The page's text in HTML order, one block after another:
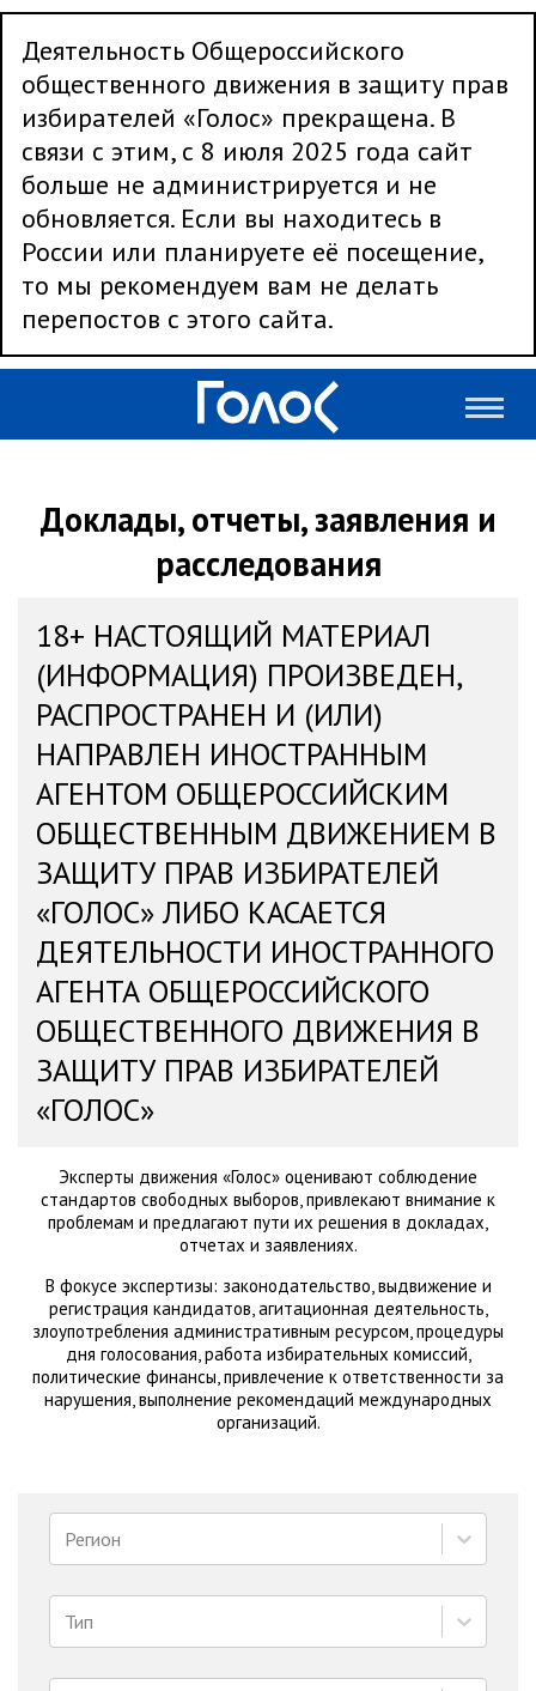
Деятельность Общероссийского
общественного движения в защиту прав
избирателей «Голос» прекращена. В
связи с этим, с 8 июля 2025 года сайт
больше не администрируется и не
обновляется. Если вы находитесь в
России или планируете её посещение,
то мы рекомендуем вам не делать
перепостов с этого сайта.
Доклады, отчеты, заявления и
расследования
18+ НАСТОЯЩИЙ МАТЕРИАЛ
(ИНФОРМАЦИЯ) ПРОИЗВЕДЕН,
РАСПРОСТРАНЕН И (ИЛИ)
НАПРАВЛЕН ИНОСТРАННЫМ
АГЕНТОМ ОБЩЕРОССИЙСКИМ
ОБЩЕСТВЕННЫМ ДВИЖЕНИЕМ В
ЗАЩИТУ ПРАВ ИЗБИРАТЕЛЕЙ
«ГОЛОС» ЛИБО КАСАЕТСЯ
ДЕЯТЕЛЬНОСТИ ИНОСТРАННОГО
АГЕНТА ОБЩЕРОССИЙСКОГО
ОБЩЕСТВЕННОГО ДВИЖЕНИЯ В
ЗАЩИТУ ПРАВ ИЗБИРАТЕЛЕЙ
«ГОЛОС»
Эксперты движения «Голос» оценивают соблюдение
стандартов свободных выборов, привлекают внимание к
проблемам и предлагают пути их решения в докладах,
отчетах и заявлениях.
В фокусе экспертизы: законодательство, выдвижение и
регистрация кандидатов, агитационная деятельность,
злоупотребления административным ресурсом, процедуры
дня голосования, работа избирательных комиссий,
политические финансы, привлечение к ответственности за
нарушения, выполнение рекомендаций международных
организаций.
Регион
Тип